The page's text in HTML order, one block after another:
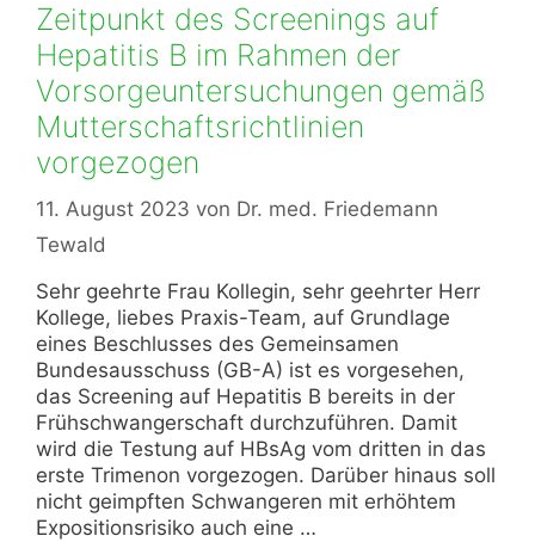
Zeitpunkt des Screenings auf
Hepatitis B im Rahmen der
Vorsorgeuntersuchungen gemäß
Mutterschaftsrichtlinien
vorgezogen
11. August 2023 von Dr. med. Friedemann
Tewald
Sehr geehrte Frau Kollegin, sehr geehrter Herr
Kollege, liebes Praxis-Team, auf Grundlage
eines Beschlusses des Gemeinsamen
Bundesausschuss (GB-A) ist es vorgesehen,
das Screening auf Hepatitis B bereits in der
Frühschwangerschaft durchzuführen. Damit
wird die Testung auf HBsAg vom dritten in das
erste Trimenon vorgezogen. Darüber hinaus soll
nicht geimpften Schwangeren mit erhöhtem
Expositionsrisiko auch eine …